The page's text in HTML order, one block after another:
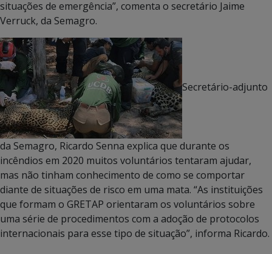
situações de emergência”, comenta o secretário Jaime
Verruck, da Semagro.
Secretário-adjunto
da Semagro, Ricardo Senna explica que durante os
incêndios em 2020 muitos voluntários tentaram ajudar,
mas não tinham conhecimento de como se comportar
diante de situações de risco em uma mata. “As instituições
que formam o GRETAP orientaram os voluntários sobre
uma série de procedimentos com a adoção de protocolos
internacionais para esse tipo de situação”, informa Ricardo.